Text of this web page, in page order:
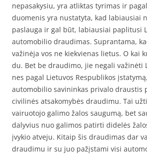
nepasakysiu, yra atliktas tyrimas ir
duomenis yra nustatyta, kad labiausiai
paslauga ir gal būt, labiausiai paplitusi
automobilio draudimas. Suprantama,
važinėja vos ne kiekvienas lietus. O kai
du. Bet be draudimo, jie negali važinėti
nes pagal Lietuvos Respublikos
automobilio savininkas privalo draustis
civilinės atsakomybės draudimu. Tai
vairuotojo galimo žalos saugumą, bet
dalyvius nuo galimos patirti didelės
įvykio atveju. Kitaip šis draudimas dar
draudimu ir su juo pažįstami visi